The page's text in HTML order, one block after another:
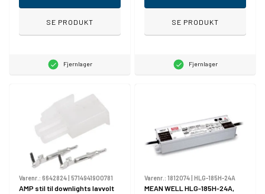
SE PRODUKT
Fjernlager
SE PRODUKT
Fjernlager
Varenr.: 6642824 5714941900781
AMP stil til downlights lavvolt
Varenr.: 1812074 HLG-185H-24A
MEAN WELL HLG-185H-24A,